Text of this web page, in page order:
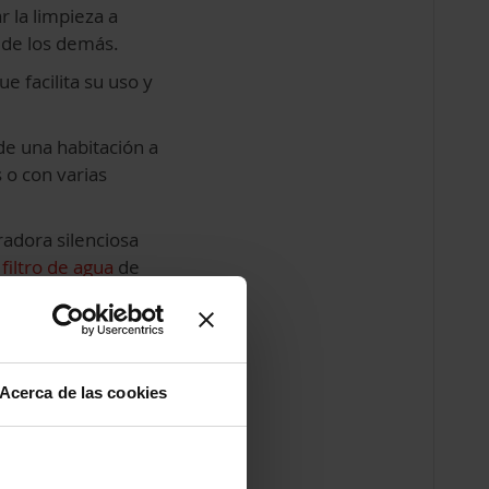
Acerca de las cookies
la limpieza a
los demás.
facilita su uso y
una habitación a
con varias
silenciosa
de agua de
sin
Polti